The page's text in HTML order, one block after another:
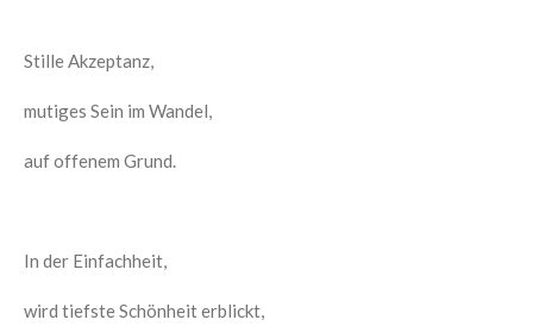
Stille Akzeptanz,
mutiges Sein im Wandel,
auf offenem Grund.
In der Einfachheit,
wird tiefste Schönheit erblickt,